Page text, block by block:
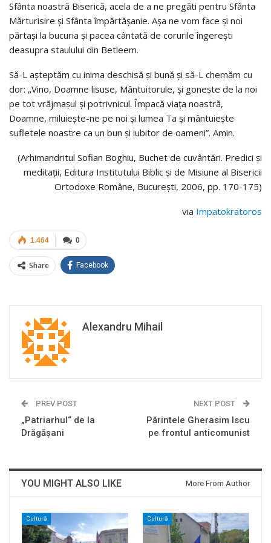
Sfânta noastră Biserică, acela de a ne pregăti pentru Sfânta
Mărturisire şi Sfânta împărtăşanie. Aşa ne vom face şi noi
părtaşi la bucuria şi pacea cântată de corurile îngereşti
deasupra staulului din Betleem.
Să-L aşteptăm cu inima deschisă şi bună şi să-L chemăm cu
dor: „Vino, Doamne lisuse, Mântuitorule, şi goneşte de la noi
pe tot vrăjmaşul şi potrivnicul. Împacă viaţa noastră,
Doamne, miluieşte-ne pe noi şi lumea Ta şi mântuieşte
sufletele noastre ca un bun şi iubitor de oameni”. Amin.
(Arhimandritul Sofian Boghiu, Buchet de cuvântări. Predici și
meditații, Editura Institutului Biblic și de Misiune al Bisericii
Ortodoxe Române, București, 2006, pp. 170-175)
via Impatokratoros
0
1.464
Share Facebook
Alexandru Mihail
PREV POST
„Patriarhul“ de la
Drăgăşani
NEXT POST
Părintele Gherasim Iscu
pe frontul anticomunist
YOU MIGHT ALSO LIKE More From Author
Cultură Cultură